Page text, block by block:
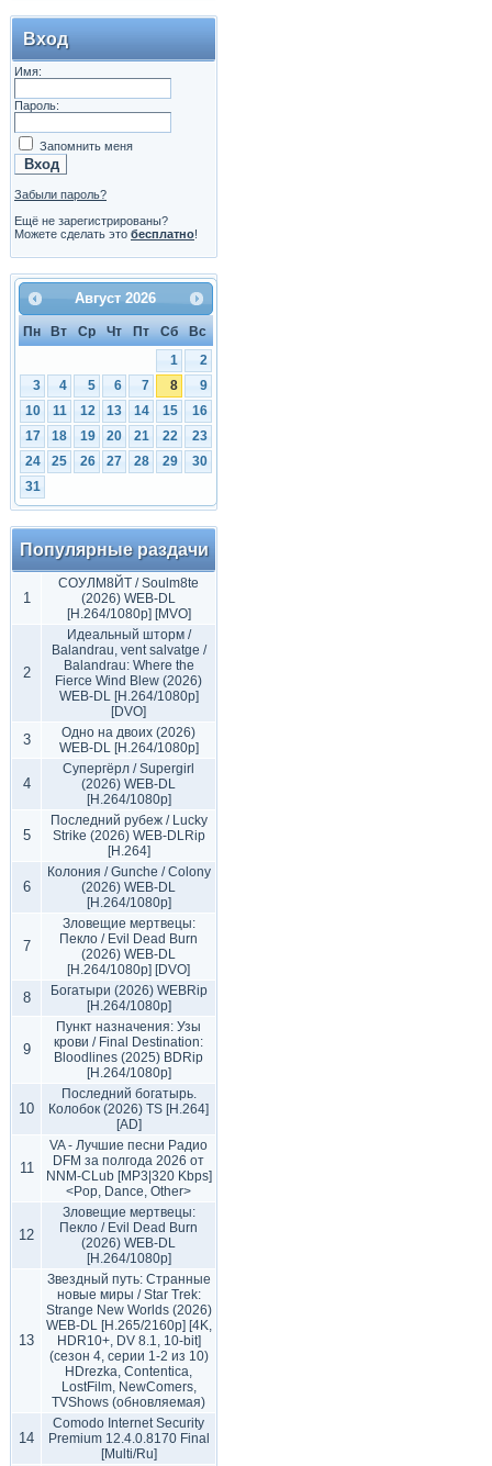
Вход
Имя:
Пароль:
Запомнить меня
Забыли пароль?
Ещё не зарегистрированы?
Можете сделать это бесплатно!
Август 2026
Пн Вт Ср Чт Пт Сб
Вс
1
2
3
4 5 6 7 8
9
10
11 12 13 14 15
16
17
18 19 20 21 22
23
24
25 26 27 28 29
30
31
Популярные раздачи
1
СОУЛМ8ЙТ / Soulm8te
(2026) WEB-DL
[H.264/1080p] [MVO]
2
Идеальный шторм /
Balandrau, vent salvatge /
Balandrau: Where the
Fierce Wind Blew (2026)
WEB-DL [H.264/1080p]
[DVO]
3
Одно на двоих (2026)
WEB-DL [H.264/1080p]
4
Супергёрл / Supergirl
(2026) WEB-DL
[H.264/1080p]
5
Последний рубеж / Lucky
Strike (2026) WEB-DLRip
[H.264]
6
Колония / Gunche / Colony
(2026) WEB-DL
[H.264/1080p]
7
Зловещие мертвецы:
Пекло / Evil Dead Burn
(2026) WEB-DL
[H.264/1080p] [DVO]
8
Богатыри (2026) WEBRip
[H.264/1080p]
9
Пункт назначения: Узы
крови / Final Destination:
Bloodlines (2025) BDRip
[H.264/1080p]
10
Последний богатырь.
Колобок (2026) TS [H.264]
[AD]
11
VA - Лучшие песни Радио
DFM за полгода 2026 от
NNM-CLub [MP3|320 Kbps]
<Pop, Dance, Other>
12
Зловещие мертвецы:
Пекло / Evil Dead Burn
(2026) WEB-DL
[H.264/1080p]
13
Звездный путь: Странные
новые миры / Star Trek:
Strange New Worlds (2026)
WEB-DL [H.265/2160p] [4K,
HDR10+, DV 8.1, 10-bit]
(сезон 4, серии 1-2 из 10)
HDrezka, Contentica,
LostFilm, NewComers,
TVShows (обновляемая)
14
Comodo Internet Security
Premium 12.4.0.8170 Final
[Multi/Ru]